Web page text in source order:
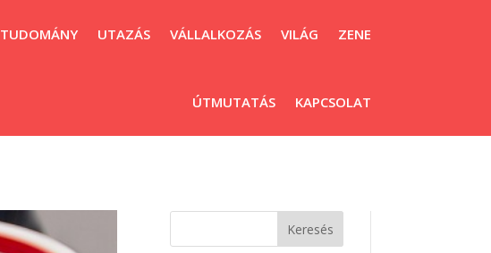
TUDOMÁNY UTAZÁS VÁLLALKOZÁS VILÁG ZENE
ÚTMUTATÁS KAPCSOLAT